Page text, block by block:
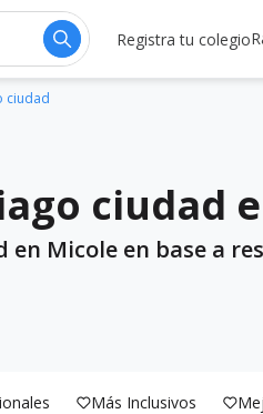
Registra tu colegio
ciudad
ciudad
en Micole en base a
Más Inclusivos